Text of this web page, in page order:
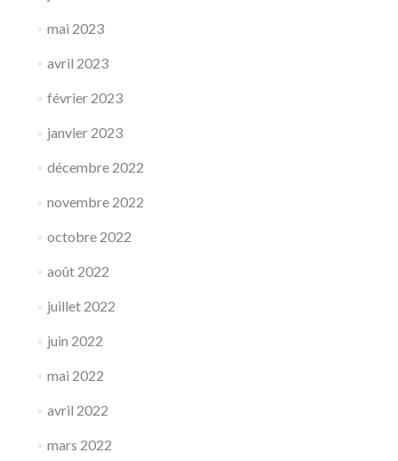
mai 2023
avril 2023
février 2023
janvier 2023
décembre 2022
novembre 2022
octobre 2022
août 2022
juillet 2022
juin 2022
mai 2022
avril 2022
mars 2022